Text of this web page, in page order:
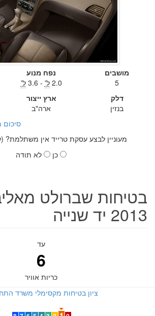
מושבים
5
נפח מנוע
2.0 ל' - 3.6 ל'
דלק
בנזין
ארץ ייצור
ארה"ב
מעוניין לבצע עסקת טרייד אין משתלמת?
כן
לא תודה
2013 יד שנייה
עד
6
כריות אוויר
ציון בטיחות מקסימלי משרד